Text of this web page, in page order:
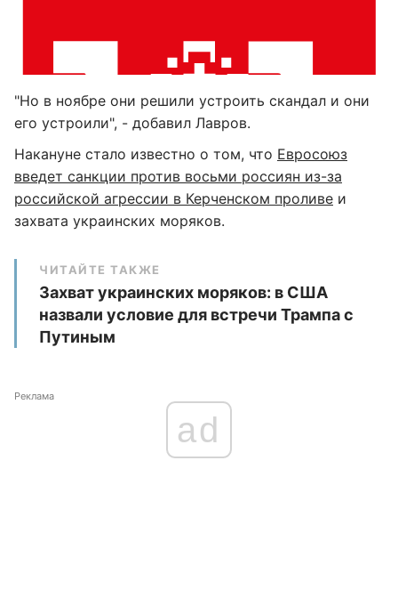
"Но в ноябре они решили устроить скандал и они
его устроили", - добавил Лавров.
Накануне стало известно о том, что Евросоюз
введет санкции против восьми россиян из-за
российской агрессии в Керченском проливе и
захвата украинских моряков.
ЧИТАЙТЕ ТАКЖЕ
Захват украинских моряков: в США
назвали условие для встречи Трампа с
Путиным
Реклама
ad